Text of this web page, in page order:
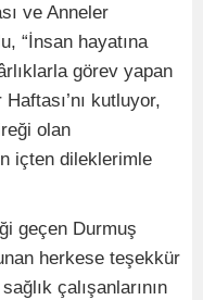
ve Anneler
“İnsan hayatına
görev yapan
kutluyor,
olan
içten dileklerimle
geçen Durmuş
herkese teşekkür
çalışanlarının